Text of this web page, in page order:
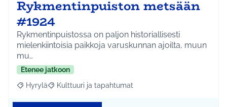
Rykmentinpuiston metsään
#1924
Rykmentinpuistossa on paljon historiallisesti
mielenkiintoisia paikkoja varuskunnan ajoilta, muun
mu…
Etenee jatkoon
Rajaa tulokset aihepiirin mukaan: Hyrylä
Hyrylä Rajaa tulokset teeman mukaan: Kulttuuri ja
Kulttuuri ja tapahtumat